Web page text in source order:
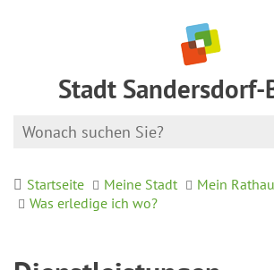
Stadt Sandersdorf-
Startseite Meine Stadt
Mein
Was erledige ich wo?